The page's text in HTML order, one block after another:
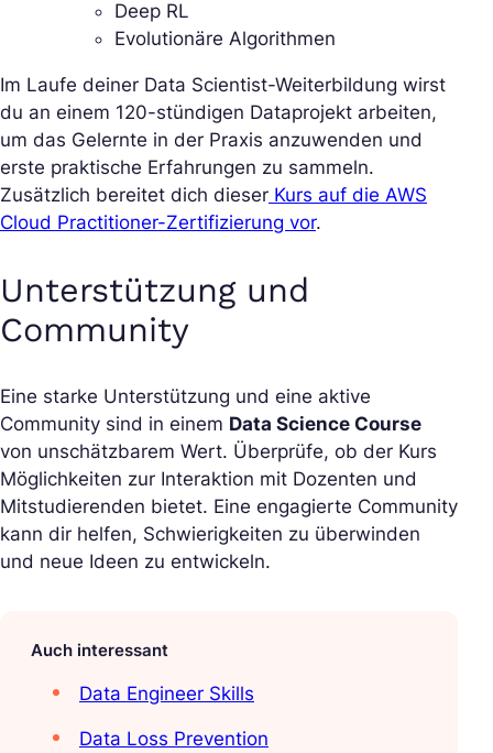
Deep RL
Evolutionäre Algorithmen
Im Laufe deiner Data Scientist-Weiterbildung wirst
du an einem 120-stündigen Dataprojekt arbeiten,
um das Gelernte in der Praxis anzuwenden und
erste praktische Erfahrungen zu sammeln.
Zusätzlich bereitet dich dieser Kurs auf die AWS
Cloud Practitioner-Zertifizierung vor.
Unterstützung und
Community
Eine starke Unterstützung und eine aktive
Community sind in einem Data Science Course
von unschätzbarem Wert. Überprüfe, ob der Kurs
Möglichkeiten zur Interaktion mit Dozenten und
Mitstudierenden bietet. Eine engagierte Community
kann dir helfen, Schwierigkeiten zu überwinden
und neue Ideen zu entwickeln.
Auch interessant
Data Engineer Skills
Data Loss Prevention